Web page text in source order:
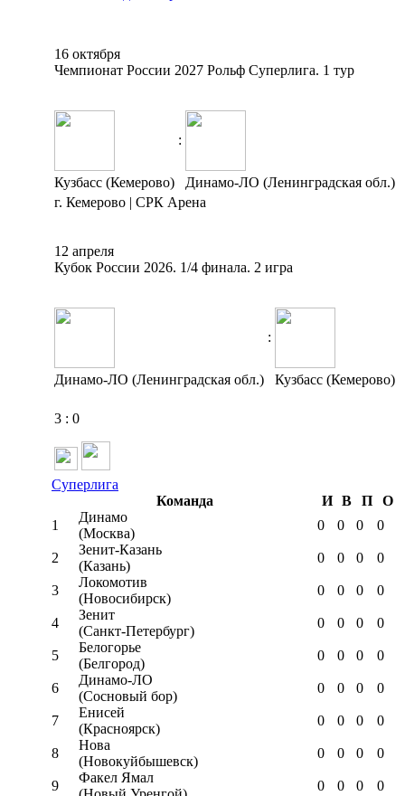
16 октября
Чемпионат России 2027 Рольф Суперлига. 1 тур
:
Кузбасс (Кемерово)
Динамо-ЛО (Ленинградская обл.)
г. Кемерово | СРК Арена
12 апреля
Кубок России 2026. 1/4 финала. 2 игра
:
Динамо-ЛО (Ленинградская обл.) Кузбасс (Кемерово)
3 : 0
Суперлига
Команда
И В П
О
1
Динамо
(Москва)
0 0 0 0
2
Зенит-Казань
(Казань)
0 0 0 0
3
Локомотив
(Новосибирск)
0 0 0 0
4
Зенит
(Санкт-Петербург)
0 0 0 0
5
Белогорье
(Белгород)
0 0 0 0
6
Динамо-ЛО
(Сосновый бор)
0 0 0 0
7
Енисей
(Красноярск)
0 0 0 0
8
Нова
(Новокуйбышевск)
0 0 0 0
9
Факел Ямал
0 0 0 0